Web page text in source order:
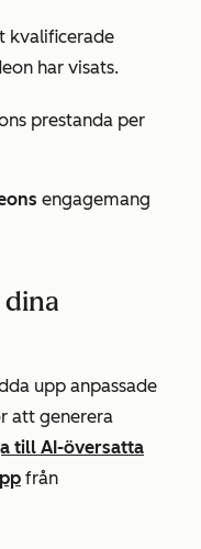
kvalificerade
har visats.
prestanda per
engagemang
upp anpassade
att generera
till AI-översatta
från